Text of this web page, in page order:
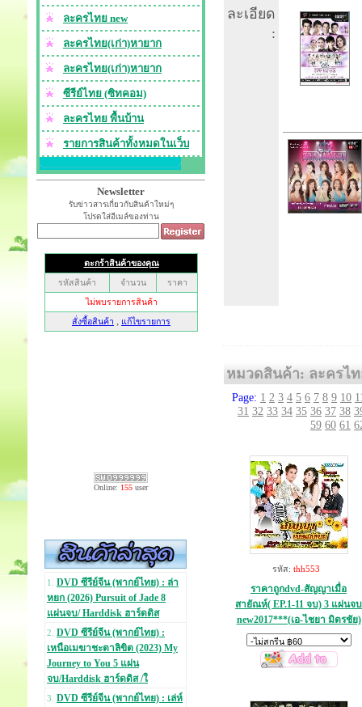
ละครไทย new
ละครไทย(เก่า)หายาก
ละครไทย(เก่า)หายาก
ซีรีย์ไทย (ซิทคอม)
ละครไทย พื้นบ้าน
รายการสินค้าทั้งหมดในเว็บ
Newsletter
รับข่าวสารเกี่ยวกับสินค้าใหม่ๆ
โปรดใส่อีเมล์ของท่าน
Online: 155 user
1. DVD ซีรีย์จีน (พากย์ไทย) : ล่า
หยก (2026) Pursuit of Jade 8
แผ่นจบ/ Harddisk ฮาร์ดดิส
2. DVD ซีรีย์จีน (พากย์ไทย) :
เหนือเมฆาชะตาลิขิต (2023) My
Journey to You 5 แผ่น
จบ/Harddisk ฮาร์ดดิส /ใ
3. DVD ซีรีย์จีน (พากย์ไทย) : เล่ห์
ละเอียด
:
หมวดสินค้า: ละครไท
Page: 1 2 3 4 5 6 7 8 9 10
31 32 33 34 35 36 37 38
59 60 61
รหัส: thh553
ราคาถูกdvd-สัญญาเมื่อ
สายัณห์( EP.1-11 จบ) 3 แผ่นจบ
new2017***(เอ-ไชยา มิตรชัย)